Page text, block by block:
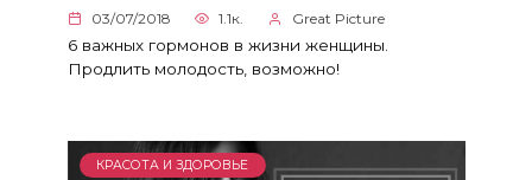
03/07/2018 1.1к. Great Picture
6 важных гормонов в жизни женщины.
Продлить молодость, возможно!
КРАСОТА И ЗДОРОВЬЕ